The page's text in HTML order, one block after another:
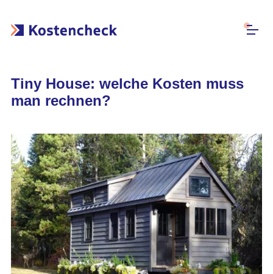
Tiny House: welche Kosten muss
man rechnen?